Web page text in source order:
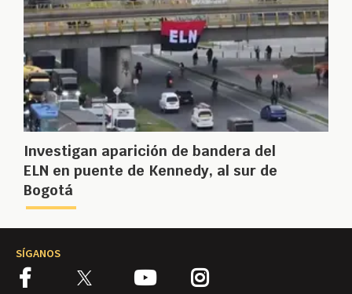
Investigan aparición de bandera del
ELN en puente de Kennedy, al sur de
Bogotá
SÍGANOS